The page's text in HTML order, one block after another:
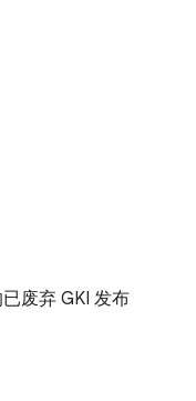
废弃 GKI 发布